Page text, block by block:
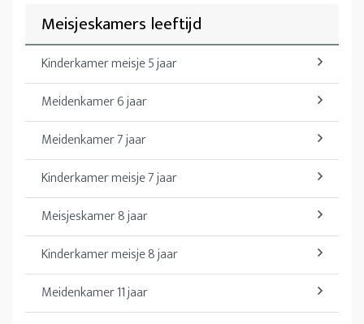
Meisjeskamers leeftijd
Kinderkamer meisje 5 jaar
Meidenkamer 6 jaar
Meidenkamer 7 jaar
Kinderkamer meisje 7 jaar
Meisjeskamer 8 jaar
Kinderkamer meisje 8 jaar
Meidenkamer 11 jaar